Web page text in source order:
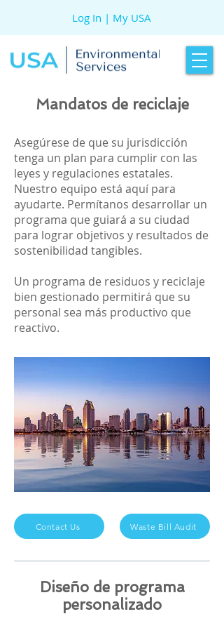
Log In | My USA
Mandatos de reciclaje
Asegúrese de que su jurisdicción
tenga un plan para cumplir con las
leyes y regulaciones estatales.
Nuestro equipo está aquí para
ayudarte. Permítanos desarrollar un
programa que guiará a su ciudad
para lograr objetivos y resultados de
sostenibilidad tangibles.
Un programa de residuos y reciclaje
bien gestionado permitirá que su
personal sea más productivo que
reactivo.
Contact Us Waste Bill Audit
Diseño de programa
personalizado